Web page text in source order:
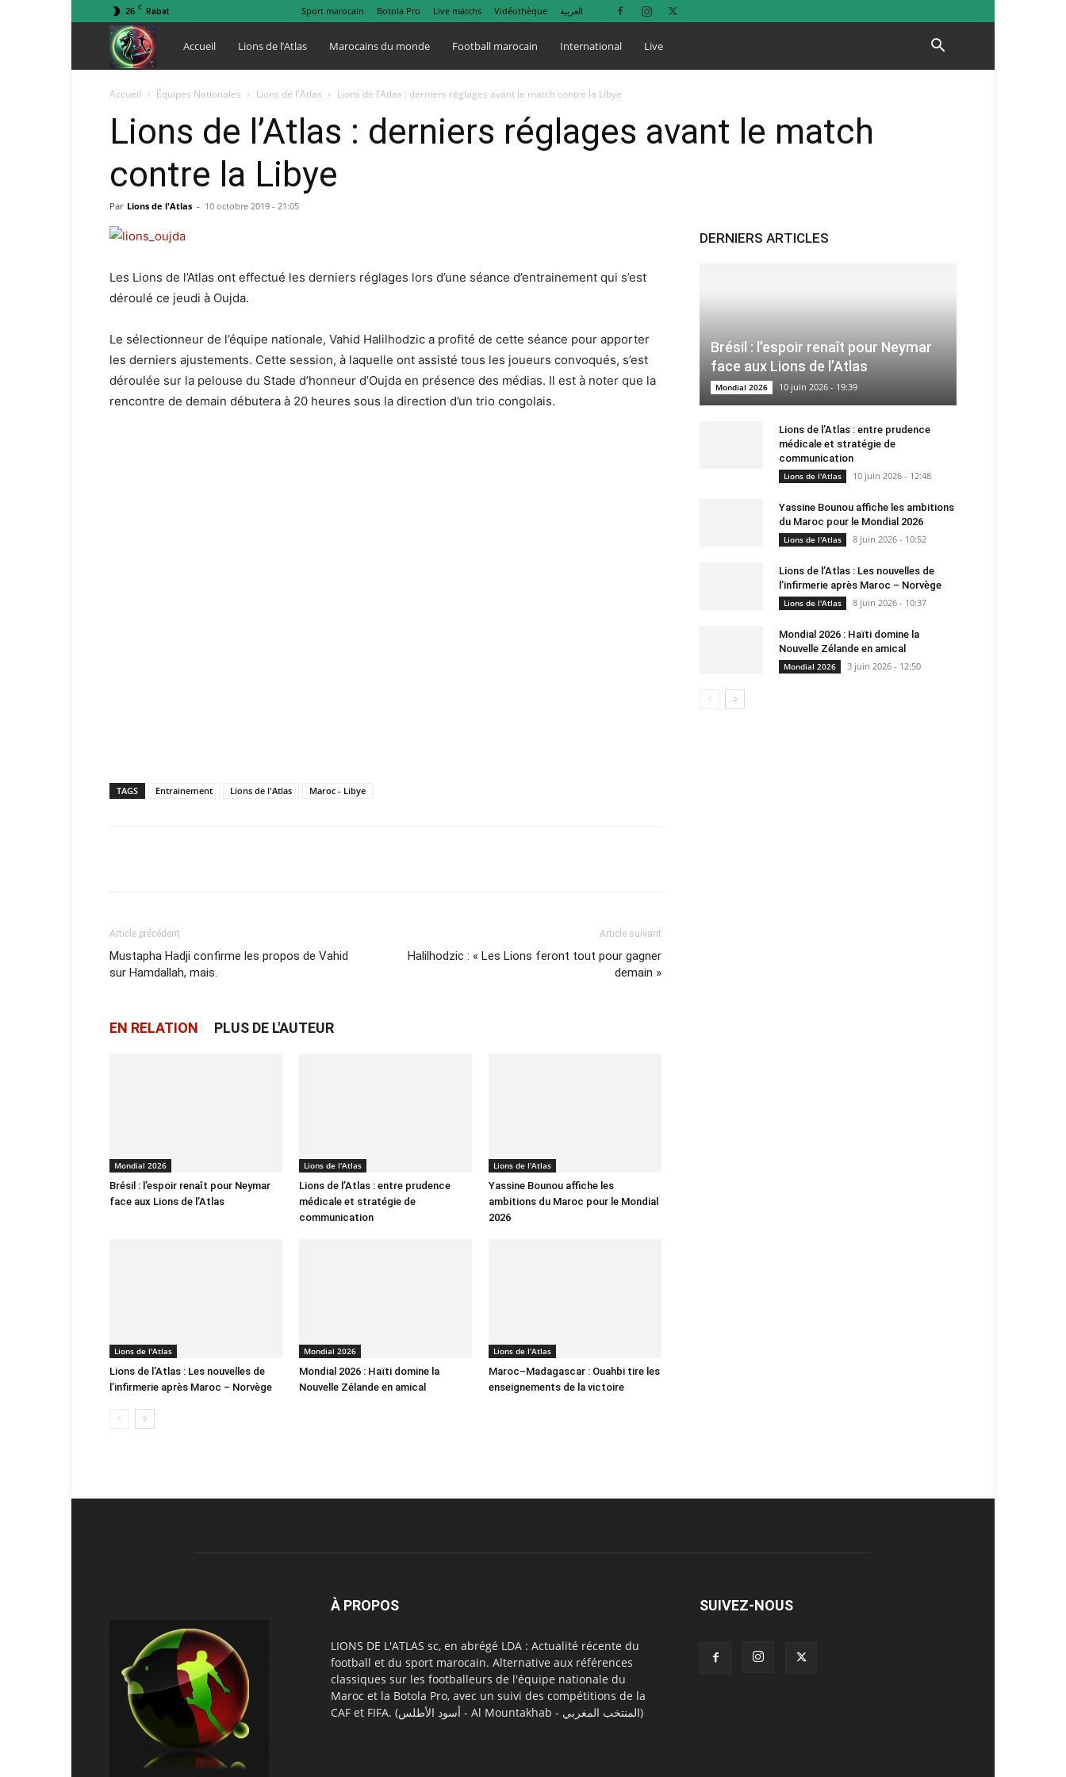
26 C Rabat Sport marocain Botola Pro Live matchs Vidéothèque العربية
Lions
de
l
Atlas
Accueil Lions de l’Atlas Marocains du monde Football marocain International Live
Accueil Équipes Nationales Lions de l'Atlas Lions de l’Atlas : derniers réglages avant le match contre la Libye
Lions de l’Atlas : derniers réglages avant le match
contre la Libye
Par Lions de l'Atlas - 10 octobre 2019 - 21:05
Les Lions de l’Atlas ont effectué les derniers réglages lors d’une séance d’entrainement qui s’est
déroulé ce jeudi à Oujda.
Le sélectionneur de l’équipe nationale, Vahid Halilhodzic a profité de cette séance pour apporter
les derniers ajustements. Cette session, à laquelle ont assisté tous les joueurs convoqués, s’est
déroulée sur la pelouse du Stade d’honneur d’Oujda en présence des médias. Il est à noter que la
rencontre de demain débutera à 20 heures sous la direction d’un trio congolais.
TAGS Entrainement Lions de l'Atlas Maroc - Libye
Article précédent
Mustapha Hadji confirme les propos de Vahid
sur Hamdallah, mais.
Article suivant
Halilhodzic : « Les Lions feront tout pour gagner
demain »
EN RELATION PLUS DE L'AUTEUR
Mondial 2026
Brésil : l’espoir renaît pour Neymar
face aux Lions de l’Atlas
Lions de l'Atlas
Lions de l’Atlas : entre prudence
médicale et stratégie de
communication
Lions de l'Atlas
Yassine Bounou affiche les
ambitions du Maroc pour le Mondial
2026
Lions de l'Atlas
Lions de l’Atlas : Les nouvelles de
l’infirmerie après Maroc – Norvège
Mondial 2026
Mondial 2026 : Haïti domine la
Nouvelle Zélande en amical
Lions de l'Atlas
Maroc–Madagascar : Ouahbi tire les
enseignements de la victoire
DERNIERS ARTICLES
Brésil : l’espoir renaît pour Neymar
face aux Lions de l’Atlas
Mondial 2026 10 juin 2026 - 19:39
Lions de l’Atlas : entre prudence
médicale et stratégie de
communication
Lions de l'Atlas 10 juin 2026 - 12:48
Yassine Bounou affiche les ambitions
du Maroc pour le Mondial 2026
Lions de l'Atlas 8 juin 2026 - 10:52
Lions de l’Atlas : Les nouvelles de
l’infirmerie après Maroc – Norvège
Lions de l'Atlas 8 juin 2026 - 10:37
Mondial 2026 : Haïti domine la
Nouvelle Zélande en amical
Mondial 2026 3 juin 2026 - 12:50
À PROPOS
LIONS DE L'ATLAS sc, en abrégé LDA : Actualité récente du
football et du sport marocain. Alternative aux références
classiques sur les footballeurs de l'équipe nationale du
Maroc et la Botola Pro, avec un suivi des compétitions de la
CAF et FIFA. (أسود الأطلس - Al Mountakhab - المنتخب المغربي)
SUIVEZ-NOUS